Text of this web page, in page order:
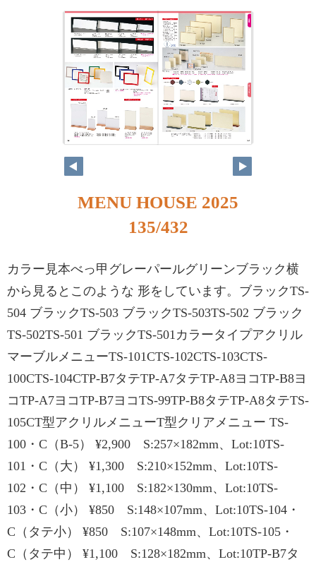
MENU HOUSE 2025
135/432
カラー見本べっ甲グレーパールグリーンブラック横
から見るとこのような 形をしています。ブラックTS-
504 ブラックTS-503 ブラックTS-503TS-502 ブラック
TS-502TS-501 ブラックTS-501カラータイプアクリル
マーブルメニューTS-101CTS-102CTS-103CTS-
100CTS-104CTP-B7タテTP-A7タテTP-A8ヨコTP-B8ヨ
コTP-A7ヨコTP-B7ヨコTS-99TP-B8タテTP-A8タテTS-
105CT型アクリルメニューT型クリアメニュー TS-
100・C（B-5） ¥2,900 S:257×182mm、Lot:10TS-
101・C（大） ¥1,300 S:210×152mm、Lot:10TS-
102・C（中） ¥1,100 S:182×130mm、Lot:10TS-
103・C（小） ¥850 S:148×107mm、Lot:10TS-104・
C（タテ小） ¥850 S:107×148mm、Lot:10TS-105・
C（タテ中） ¥1,100 S:128×182mm、Lot:10TP-B7タ